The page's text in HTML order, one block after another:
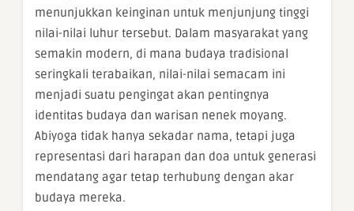
menunjukkan keinginan untuk menjunjung tinggi
nilai-nilai luhur tersebut. Dalam masyarakat yang
semakin modern, di mana budaya tradisional
seringkali terabaikan, nilai-nilai semacam ini
menjadi suatu pengingat akan pentingnya
identitas budaya dan warisan nenek moyang.
Abiyoga tidak hanya sekadar nama, tetapi juga
representasi dari harapan dan doa untuk generasi
mendatang agar tetap terhubung dengan akar
budaya mereka.